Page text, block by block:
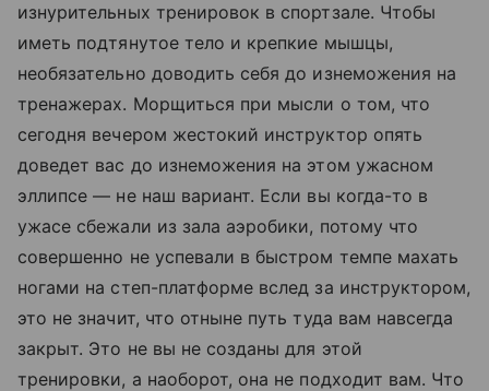
изнурительных тренировок в спортзале. Чтобы
иметь подтянутое тело и крепкие мышцы,
необязательно доводить себя до изнеможения на
тренажерах. Морщиться при мысли о том, что
сегодня вечером жестокий инструктор опять
доведет вас до изнеможения на этом ужасном
эллипсе — не наш вариант. Если вы когда-то в
ужасе сбежали из зала аэробики, потому что
совершенно не успевали в быстром темпе махать
ногами на степ-платформе вслед за инструктором,
это не значит, что отныне путь туда вам навсегда
закрыт. Это не вы не созданы для этой
тренировки, а наоборот, она не подходит вам. Что